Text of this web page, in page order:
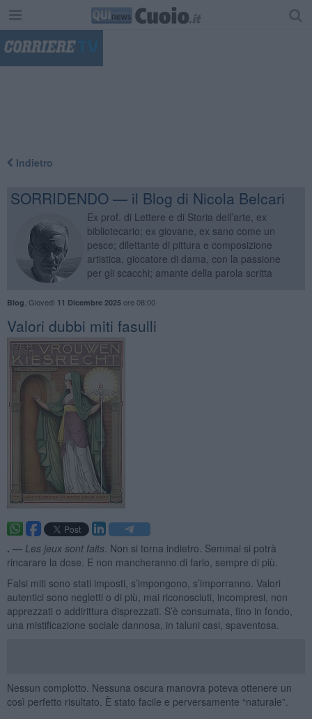
Indietro
SORRIDENDO — il Blog di Nicola Belcari
Ex prof. di Lettere e di Storia dell’arte, ex
bibliotecario; ex giovane, ex sano come un
pesce; dilettante di pittura e composizione
artistica, giocatore di dama, con la passione
per gli scacchi; amante della parola scritta
Blog Giovedì 11 Dicembre 2025ore 08:00
Valori dubbi miti fasulli
. — Les jeux sont faits. Non si torna indietro. Semmai si potrà
rincarare la dose. E non mancheranno di farlo, sempre di più.
Falsi miti sono stati imposti, s’impongono, s’imporranno. Valori
autentici sono negletti o di più, mai riconosciuti, incompresi, non
apprezzati o addirittura disprezzati. S’è consumata, fino in fondo,
una mistificazione sociale dannosa, in taluni casi, spaventosa.
Nessun complotto. Nessuna oscura manovra poteva ottenere un
così perfetto risultato. È stato facile e perversamente “naturale”.